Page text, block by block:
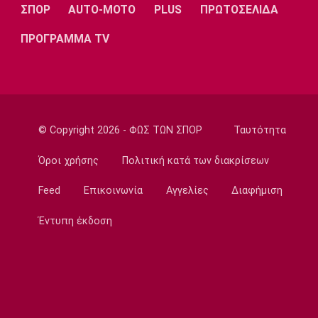
12:00
Χωρίς τις αισθήσεις της ανασύρθηκε
11:50
Ευρωμπάσκετ Κορασίδων U16: Πρεμιέρα
απόψε για την Ελλάδα απέναντι στην
Ιρλανδία
11:40
«Μη εγγυημένο το συμβόλαιο του Λόνι
ΣΠΟΡ AUTO-MOTO PLUS ΠΡΩΤΟΣΕΛΙΔΑ
ΠΡΟΓΡΑΜΜΑ TV
© Copyright 2026 - ΦΩΣ ΤΩΝ ΣΠΟΡ Ταυτότητα
Όροι χρήσης Πολιτική κατά των διακρίσεων
Feed Επικοινωνία Αγγελίες Διαφήμιση
Έντυπη έκδοση